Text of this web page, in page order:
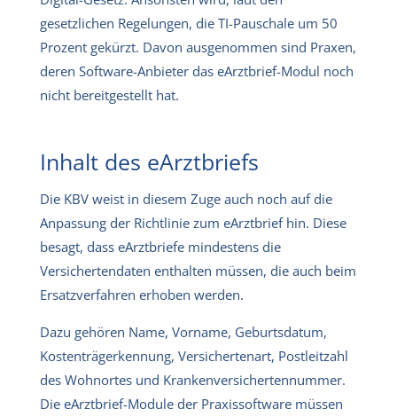
gesetzlichen Regelungen, die TI-Pauschale um 50
Prozent gekürzt. Davon ausgenommen sind Praxen,
deren Software-Anbieter das eArztbrief-Modul noch
nicht bereitgestellt hat.
Inhalt des eArztbriefs
Die KBV weist in diesem Zuge auch noch auf die
Anpassung der Richtlinie zum eArztbrief hin. Diese
besagt, dass eArztbriefe mindestens die
Versichertendaten enthalten müssen, die auch beim
Ersatzverfahren erhoben werden.
Dazu gehören Name, Vorname, Geburtsdatum,
Kostenträgerkennung, Versichertenart, Postleitzahl
des Wohnortes und Krankenversichertennummer.
Die eArztbrief-Module der Praxissoftware müssen